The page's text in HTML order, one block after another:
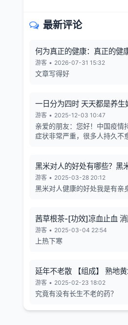
最新评论
何为真正的健康：真正的健
向外寻觅
游客 • 2026-07-31 15:32
文章写得好
一日分为四时 天天都是养生
天的养生也有4个最关键的时
游客 • 2025-12-03 10:47
亲爱的朋友：您好！中国疫情
症状非常严重，很多人持久不
气异象频发。古今中外的预言
年人类有大灾难，如刘伯温在
者一万留一千，富者一万留二三
不回心转，看看死期到眼前”,
躲过末劫中的劫难，有个美好
您务必打开下方网址认真了解
瘟疫保平安的方法。网址1：
bitly.net/55dd55 网址2：
黑米对人的好处有哪些？黑
寿有帮助
游客 • 2025-03-28 20:12
黑米对人健康的好处我是有亲
茜草根茶-[功效]凉血止血
疗] 小儿流行性腮腺炎-一味
游客 • 2025-03-04 22:54
上热下寒
延年不老散 【组成】 熟地黄200克,天
冬180克 五味子60 克
游客 • 2025-02-23 18:02
究竟有没有长生不老的药？